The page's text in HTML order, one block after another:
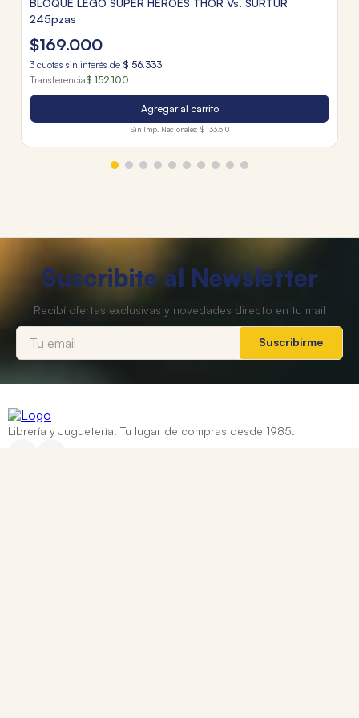
BLOQUE LEGO SUPER HEROES THOR Vs. SURTUR
245pzas
$169.000
3 cuotas sin interés de $ 56.333
Transferencia$ 152.100
Agregar al carrito
Sin Imp. Nacionales: $ 133.510
Suscribite al Newsletter
Suscribirme
Librería y Juguetería. Tu lugar de compras desde 1985.